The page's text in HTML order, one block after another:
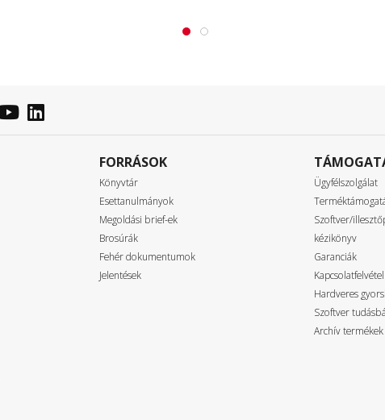
FORRÁSOK
Könyvtár
Esettanulmányok
Megoldási brief-ek
Brosúrák
Fehér dokumentumok
Jelentések
Ügyfélszolgálat
Szoftver/
kézikönyv
Garanciák
Kapcsolatfelvétel
Hardveres
Szoftver
Archív termékek